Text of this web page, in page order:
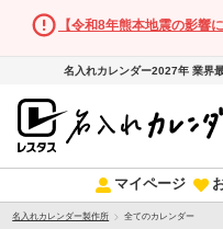
【令和8年熊本地震の影響
名入れカレンダー2027年 業界
マイページ
名入れカレンダー製作所 全てのカレンダー